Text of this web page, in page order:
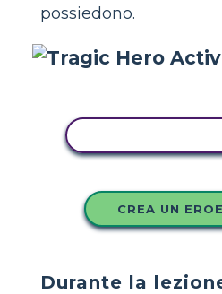
possiedono.
CREA UN
Durante la